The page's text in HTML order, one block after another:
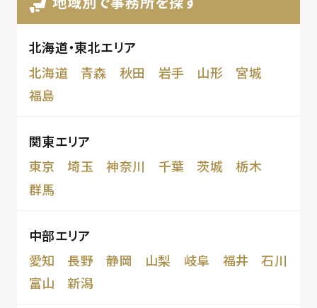
北海道・東北エリア
北海道
青森 秋田 岩手 山形
宮城
福島
関東エリア
東京
埼玉 神奈川 千葉 茨城
栃木
群馬
中部エリア
愛知
長野 静岡 山梨 岐阜 福井
石川
富山
新潟